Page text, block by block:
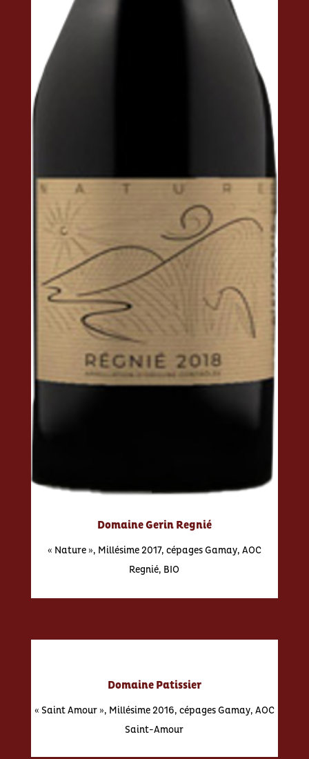
Domaine Gerin Regnié
« Nature », Millésime 2017, cépages Gamay, AOC
Regnié, BIO
Domaine Patissier
« Saint Amour », Millésime 2016, cépages Gamay, AOC
Saint-Amour